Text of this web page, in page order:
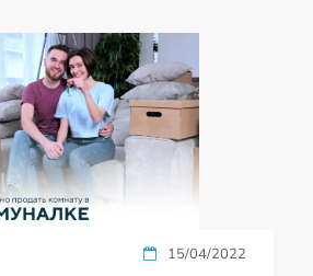
15/04/2022